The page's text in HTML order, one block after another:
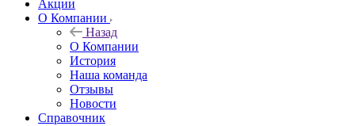
Акции
О Компании
Назад
О Компании
История
Наша команда
Отзывы
Новости
Справочник